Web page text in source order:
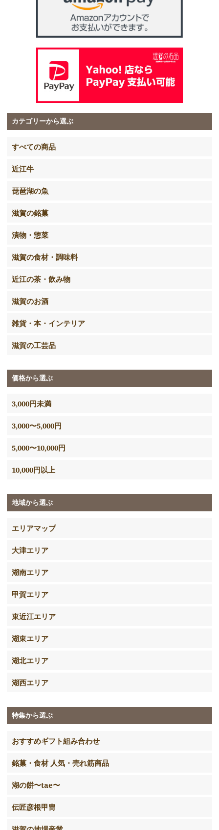
カテゴリーから選ぶ
すべての商品
近江牛
琵琶湖の魚
滋賀の銘菓
漬物・惣菜
滋賀の食材・調味料
近江の茶・飲み物
滋賀のお酒
雑貨・本・インテリア
滋賀の工芸品
価格から選ぶ
3,000円未満
3,000〜5,000円
5,000〜10,000円
10,000円以上
地域から選ぶ
エリアマップ
大津エリア
湖南エリア
甲賀エリア
東近江エリア
湖東エリア
湖北エリア
湖西エリア
特集から選ぶ
おすすめギフト組み合わせ
銘菓・食材 人気・売れ筋商品
湖の餅〜tae〜
伝匠彦根甲冑